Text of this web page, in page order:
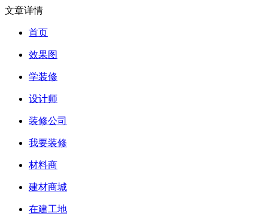
文章详情
首页
效果图
学装修
设计师
装修公司
我要装修
材料商
建材商城
在建工地